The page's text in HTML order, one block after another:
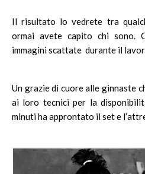
Il risultato lo vedrete tra
ormai avete capito chi sono.
immagini scattate durante il
Un grazie di cuore alle ginnaste
ai loro tecnici per la
minuti ha approntato il set e